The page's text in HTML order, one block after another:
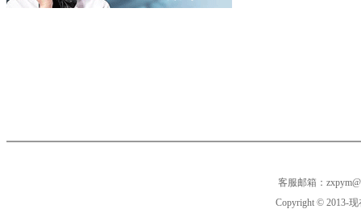
客服邮箱：
Copyright © 2013-